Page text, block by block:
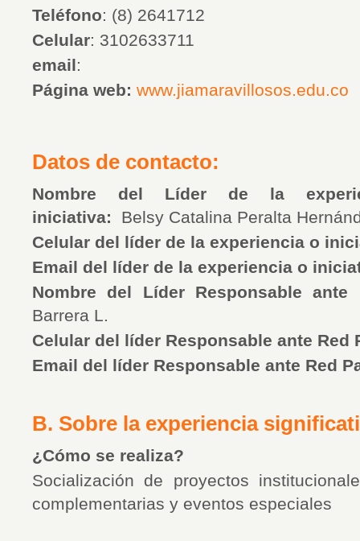
Teléfono: (8) 2641712
Celular: 3102633711
email:
Página web: www.jiamaravillosos.edu.co
Datos de contacto:
Nombre del Líder de la
iniciativa: Belsy Catalina Peralta
Celular del líder de la experiencia o
Email del líder de la experiencia o
Nombre del Líder Responsable ante
Barrera L.
Celular del líder Responsable ante Red
Email del líder Responsable ante Red
B. Sobre la experiencia
¿Cómo se realiza?
Socialización de proyectos
complementarias y eventos especiales